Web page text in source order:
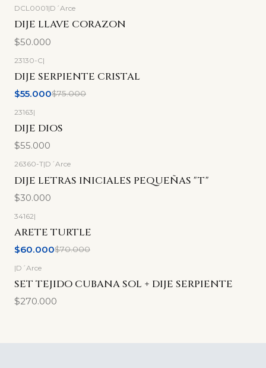
DCL0001|D´Arce
DIJE LLAVE CORAZON
$50.000
-27%
23130-C|
DIJE SERPIENTE CRISTAL
$55.000$75.000
23163|
DIJE DIOS
$55.000
26360-T|D´Arce
DIJE LETRAS INICIALES PEQUEÑAS "T"
$30.000
-14% OFF
34162|
ARETE TURTLE
$60.000$70.000
|D´Arce
SET TEJIDO CUBANA SOL + DIJE SERPIENTE
$270.000